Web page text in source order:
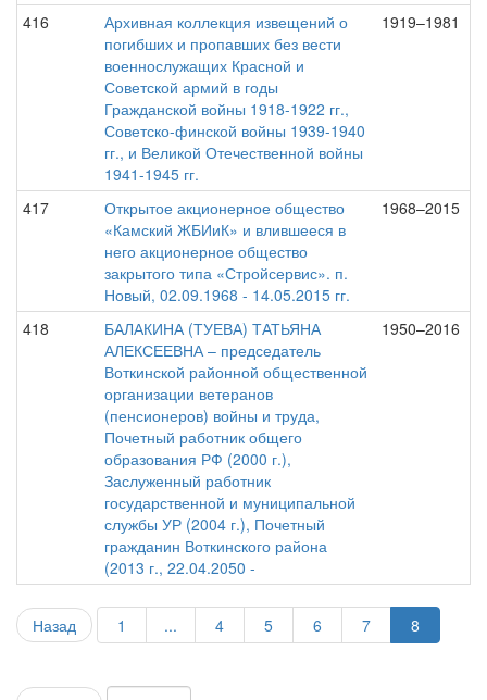
416
Архивная коллекция извещений о
погибших и пропавших без вести
военнослужащих Красной и
Советской армий в годы
Гражданской войны 1918-1922 гг.,
Советско-финской войны 1939-1940
гг., и Великой Отечественной войны
1941-1945 гг.
1919–1981
417
Открытое акционерное общество
«Камский ЖБИиК» и влившееся в
него акционерное общество
закрытого типа «Стройсервис». п.
Новый, 02.09.1968 - 14.05.2015 гг.
1968–2015
418
БАЛАКИНА (ТУЕВА) ТАТЬЯНА
АЛЕКСЕЕВНА – председатель
Воткинской районной общественной
организации ветеранов
(пенсионеров) войны и труда,
Почетный работник общего
образования РФ (2000 г.),
Заслуженный работник
государственной и муниципальной
службы УР (2004 г.), Почетный
гражданин Воткинского района
(2013 г., 22.04.2050 -
1950–2016
Назад 1 ... 4 5 6 7 8